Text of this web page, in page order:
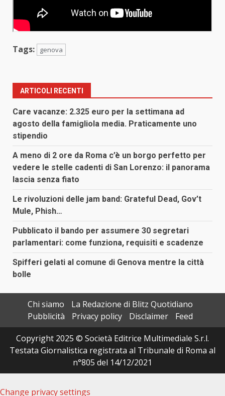
Tags: genova
ARTICOLI RECENTI
Care vacanze: 2.325 euro per la settimana ad
agosto della famigliola media. Praticamente uno
stipendio
A meno di 2 ore da Roma c’è un borgo perfetto per
vedere le stelle cadenti di San Lorenzo: il panorama
lascia senza fiato
Le rivoluzioni delle jam band: Grateful Dead, Gov’t
Mule, Phish…
Pubblicato il bando per assumere 30 segretari
parlamentari: come funziona, requisiti e scadenze
Spifferi gelati al comune di Genova mentre la città
bolle
Chi siamo
La Redazione di Blitz Quotidiano
Pubblicità
Privacy policy Disclaimer
Feed
Copyright 2025 © Società Editrice Multimediale S.r.l.
Testata Giornalistica registrata al Tribunale di Roma al
n°805 del 14/12/2021
Change privacy settings